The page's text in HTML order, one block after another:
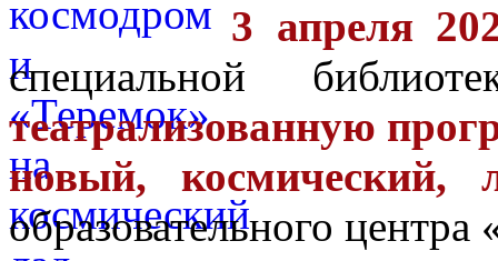
3 апреля
специальной
театрализованную
новый, космический,
образовательного центра